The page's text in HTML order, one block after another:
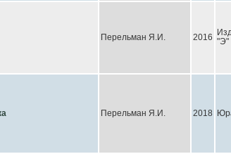
Перельман Я.И. 2016 "Э"
Перельман Я.И. 2018